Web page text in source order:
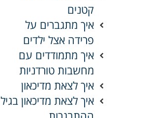
קטנים
איך מתגברים על
פרידה אצל ילדים
איך מתמודדים עם
מחשבות טורדניות
איך לצאת מדיכאון
איך לצאת מדיכאון בגיל